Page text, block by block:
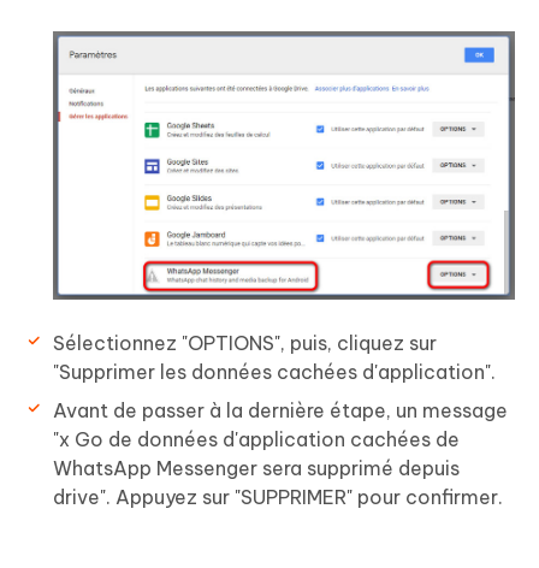
Sélectionnez "OPTIONS", puis, cliquez sur
"Supprimer les données cachées d'application".
Avant de passer à la dernière étape, un message
"x Go de données d'application cachées de
WhatsApp Messenger sera supprimé depuis
drive". Appuyez sur "SUPPRIMER" pour confirmer.